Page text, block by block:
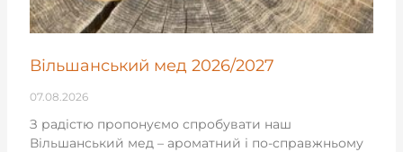
Вільшанський мед 2026/2027
07.08.2026
З радістю пропонуємо спробувати наш
Вільшанський мед – ароматний і по-справжньому